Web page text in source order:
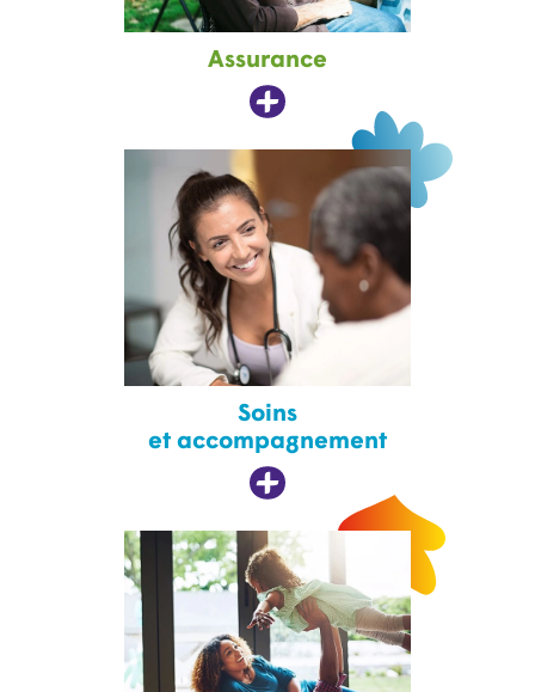
Assurance
Soins
et accompagnement